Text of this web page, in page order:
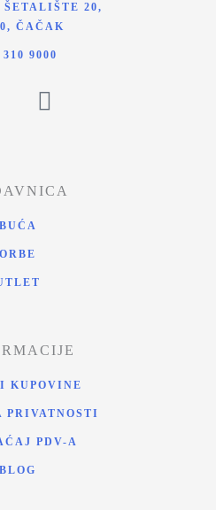
ŠETALIŠTE 20,
ČAČAK
310 9000
KUPOVINE
PDV-A
BLOG